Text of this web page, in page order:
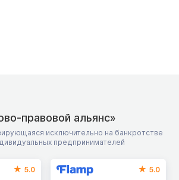
правовой альянс»
исключительно на банкротстве
предпринимателей
5.0
5.0